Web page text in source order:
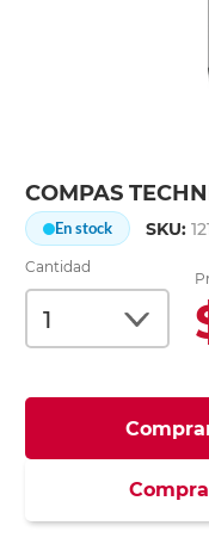
COMPAS
En stock SKU:
Cantidad